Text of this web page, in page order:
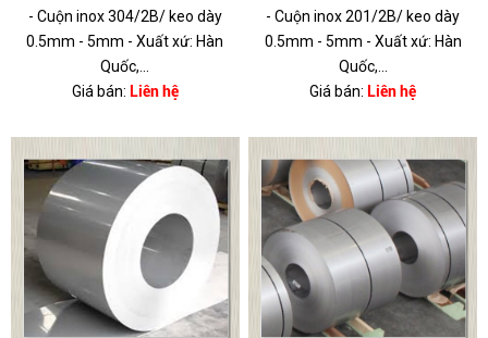
- Cuộn inox 304/2B/ keo dày
0.5mm - 5mm - Xuất xứ: Hàn
Quốc,...
Giá bán: Liên hệ
- Cuộn inox 201/2B/ keo dày
0.5mm - 5mm - Xuất xứ: Hàn
Quốc,...
Giá bán: Liên hệ